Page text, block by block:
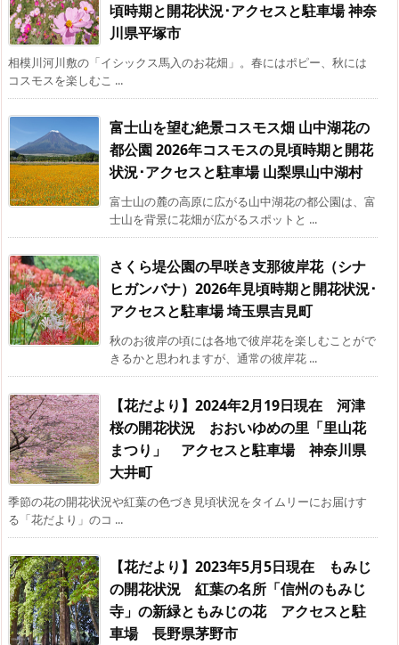
頃時期と開花状況･アクセスと駐車場 神奈
川県平塚市
相模川河川敷の「イシックス馬入のお花畑」。春にはポピー、秋には
コスモスを楽しむこ ...
富士山を望む絶景コスモス畑 山中湖花の
都公園 2026年コスモスの見頃時期と開花
状況･アクセスと駐車場 山梨県山中湖村
富士山の麓の高原に広がる山中湖花の都公園は、富
士山を背景に花畑が広がるスポットと ...
さくら堤公園の早咲き支那彼岸花（シナ
ヒガンバナ）2026年見頃時期と開花状況･
アクセスと駐車場 埼玉県吉見町
秋のお彼岸の頃には各地で彼岸花を楽しむことがで
きるかと思われますが、通常の彼岸花 ...
【花だより】2024年2月19日現在 河津
桜の開花状況 おおいゆめの里「里山花
まつり」 アクセスと駐車場 神奈川県
大井町
季節の花の開花状況や紅葉の色づき見頃状況をタイムリーにお届けす
る「花だより」のコ ...
【花だより】2023年5月5日現在 もみじ
の開花状況 紅葉の名所「信州のもみじ
寺」の新緑ともみじの花 アクセスと駐
車場 長野県茅野市